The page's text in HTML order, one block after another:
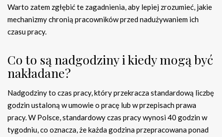
Warto zatem zgłębić te zagadnienia, aby lepiej zrozumieć, jakie
mechanizmy chronią pracowników przed nadużywaniem ich
czasu pracy.
Co to są nadgodziny i kiedy mogą być
nakładane?
Nadgodziny to czas pracy, który przekracza standardową liczbę
godzin ustaloną w umowie o pracę lub w przepisach prawa
pracy. W Polsce, standardowy czas pracy wynosi 40 godzin w
tygodniu, co oznacza, że każda godzina przepracowana ponad